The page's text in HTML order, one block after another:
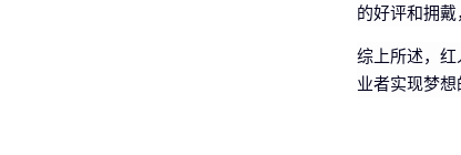
的好评和拥戴
综上所述，
业者实现梦想